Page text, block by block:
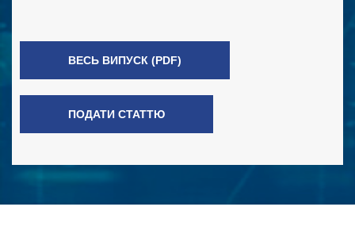
ВЕСЬ ВИПУСК (PDF)
ПОДАТИ СТАТТЮ